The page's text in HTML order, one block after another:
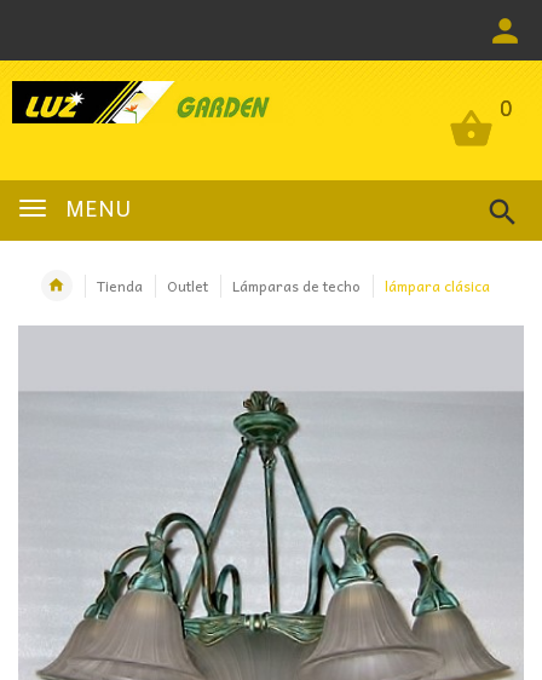
0
MENU
0
Tienda Outlet Lámparas de techo lámpara clásica